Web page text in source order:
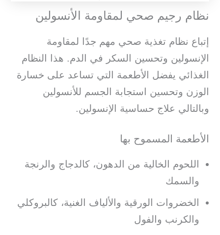
نظام رجيم صحي لمقاومة الأنسولين
إتباع نظام تغذية صحي مهم جدًا لمقاومة
الإنسولين وتحسين السكر في الدم. هذا النظام
الغذائي يفضل الأطعمة التي تساعد على خسارة
الوزن وتحسين استجابة الجسم للأنسولين
وبالتالي علاج حساسية الإنسولين.
الأطعمة المسموح بها
اللحوم الخالية من الدهون، كالدجاج والرنجة
والسمك
الخضروات الورقية والألياف الغنية، كالبروكلي
والكرنب والفول